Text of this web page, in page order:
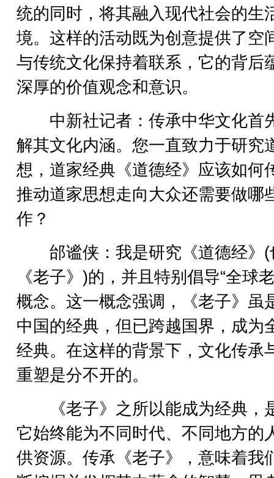
统的同时，将其融入现代社会的生
境。这样的活动既为创意提供了空
与传统文化保持着联系，它的背后
深厚的价值观念和意识。
中新社记者：传承中华文化首
解其文化内涵。您一直致力于研究
想，道家经典《道德经》应该如何
推动道家思想走向大众还需要做哪
作？
邰谧侠：我是研究《道德经》(
《老子》)的，并且特别倡导“全球
概念。这一概念强调，《老子》虽
中国的经典，但已跨越国界，成为
经典。在这样的背景下，文化传承
重塑是分不开的。
《老子》之所以能成为经典，
它始终能为不同时代、不同地方的
供资源。传承《老子》，意味着我